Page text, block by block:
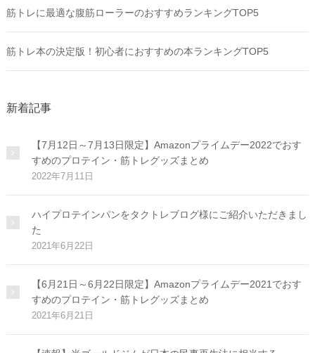
筋トレに最適な腹筋ローラーのおすすめランキングTOP5
筋トレ本の決定版！初心者におすすめの本ランキングTOP5
新着記事
【7月12日～7月13日限定】Amazonプライムデー2022でおす
すめのプロテイン・筋トレグッズまとめ
2022年7月11日
ハイプロテインパンをタクトレブログ様にご紹介いただきまし
た
2021年6月22日
【6月21日～6月22日限定】Amazonプライムデー2021でおす
すめのプロテイン・筋トレグッズまとめ
2021年6月21日